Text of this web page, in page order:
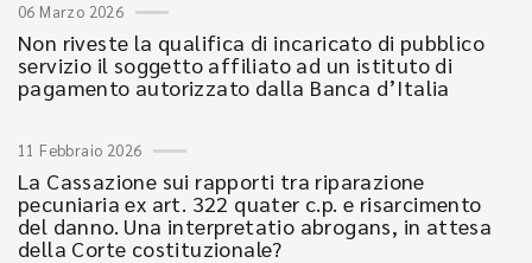
06 Marzo 2026
Non riveste la qualifica di incaricato di pubblico
servizio il soggetto affiliato ad un istituto di
pagamento autorizzato dalla Banca d’Italia
11 Febbraio 2026
La Cassazione sui rapporti tra riparazione
pecuniaria ex art. 322 quater c.p. e risarcimento
del danno. Una interpretatio abrogans, in attesa
della Corte costituzionale?